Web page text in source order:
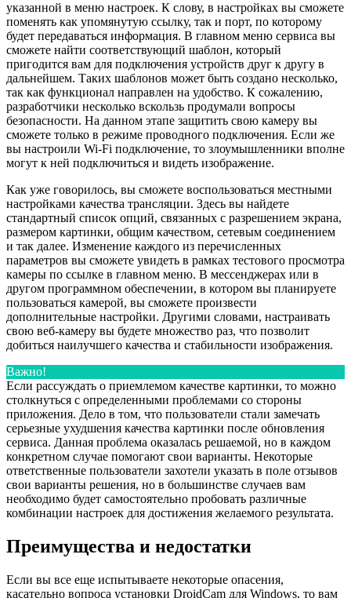
указанной в меню настроек. К слову, в настройках вы сможете
поменять как упомянутую ссылку, так и порт, по которому
будет передаваться информация. В главном меню сервиса вы
сможете найти соответствующий шаблон, который
пригодится вам для подключения устройств друг к другу в
дальнейшем. Таких шаблонов может быть создано несколько,
так как функционал направлен на удобство. К сожалению,
разработчики несколько вскользь продумали вопросы
безопасности. На данном этапе защитить свою камеру вы
сможете только в режиме проводного подключения. Если же
вы настроили Wi-Fi подключение, то злоумышленники вполне
могут к ней подключиться и видеть изображение.
Как уже говорилось, вы сможете воспользоваться местными
настройками качества трансляции. Здесь вы найдете
стандартный список опций, связанных с разрешением экрана,
размером картинки, общим качеством, сетевым соединением
и так далее. Изменение каждого из перечисленных
параметров вы сможете увидеть в рамках тестового просмотра
камеры по ссылке в главном меню. В мессенджерах или в
другом программном обеспечении, в котором вы планируете
пользоваться камерой, вы сможете произвести
дополнительные настройки. Другими словами, настраивать
свою веб-камеру вы будете множество раз, что позволит
добиться наилучшего качества и стабильности изображения.
Важно!
Если рассуждать о приемлемом качестве картинки, то можно
столкнуться с определенными проблемами со стороны
приложения. Дело в том, что пользователи стали замечать
серьезные ухудшения качества картинки после обновления
сервиса. Данная проблема оказалась решаемой, но в каждом
конкретном случае помогают свои варианты. Некоторые
ответственные пользователи захотели указать в поле отзывов
свои варианты решения, но в большинстве случаев вам
необходимо будет самостоятельно пробовать различные
комбинации настроек для достижения желаемого результата.
Преимущества и недостатки
Если вы все еще испытываете некоторые опасения,
касательно вопроса установки DroidCam для Windows, то вам